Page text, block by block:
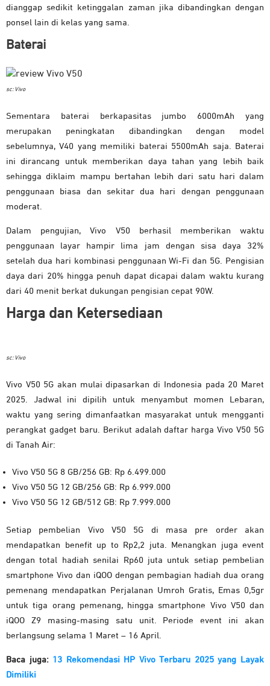
dianggap sedikit ketinggalan zaman jika dibandingkan dengan
ponsel lain di kelas yang sama.
Baterai
sc: Vivo
Sementara baterai berkapasitas jumbo 6000mAh yang
merupakan peningkatan dibandingkan dengan model
sebelumnya, V40 yang memiliki baterai 5500mAh saja. Baterai
ini dirancang untuk memberikan daya tahan yang lebih baik
sehingga diklaim mampu bertahan lebih dari satu hari dalam
penggunaan biasa dan sekitar dua hari dengan penggunaan
moderat.
Dalam pengujian, Vivo V50 berhasil memberikan waktu
penggunaan layar hampir lima jam dengan sisa daya 32%
setelah dua hari kombinasi penggunaan Wi-Fi dan 5G. Pengisian
daya dari 20% hingga penuh dapat dicapai dalam waktu kurang
dari 40 menit berkat dukungan pengisian cepat 90W.
Harga dan Ketersediaan
sc: Vivo
Vivo V50 5G akan mulai dipasarkan di Indonesia pada 20 Maret
2025. Jadwal ini dipilih untuk menyambut momen Lebaran,
waktu yang sering dimanfaatkan masyarakat untuk mengganti
perangkat gadget baru. Berikut adalah daftar harga Vivo V50 5G
di Tanah Air:
Vivo V50 5G 8 GB/256 GB: Rp 6.499.000
Vivo V50 5G 12 GB/256 GB: Rp 6.999.000
Vivo V50 5G 12 GB/512 GB: Rp 7.999.000
Setiap pembelian Vivo V50 5G di masa pre order akan
mendapatkan benefit up to Rp2,2 juta. Menangkan juga event
dengan total hadiah senilai Rp60 juta untuk setiap pembelian
smartphone Vivo dan iQOO dengan pembagian hadiah dua orang
pemenang mendapatkan Perjalanan Umroh Gratis, Emas 0,5gr
untuk tiga orang pemenang, hingga smartphone Vivo V50 dan
iQOO Z9 masing-masing satu unit. Periode event ini akan
berlangsung selama 1 Maret – 16 April.
Baca juga: 13 Rekomendasi HP Vivo Terbaru 2025 yang Layak
Dimiliki